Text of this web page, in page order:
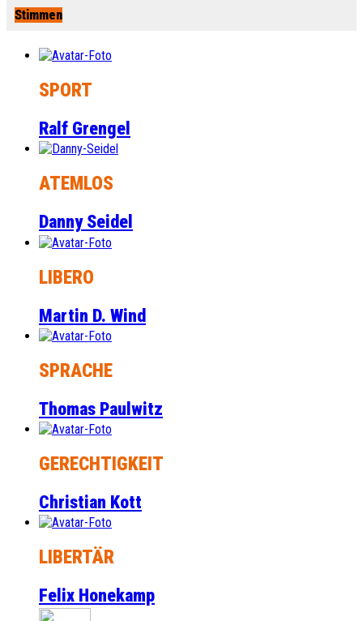
Stimmen
SPORT
Ralf Grengel
ATEMLOS
Danny Seidel
LIBERO
Martin D. Wind
SPRACHE
Thomas Paulwitz
GERECHTIGKEIT
Christian Kott
LIBERTÄR
Felix Honekamp